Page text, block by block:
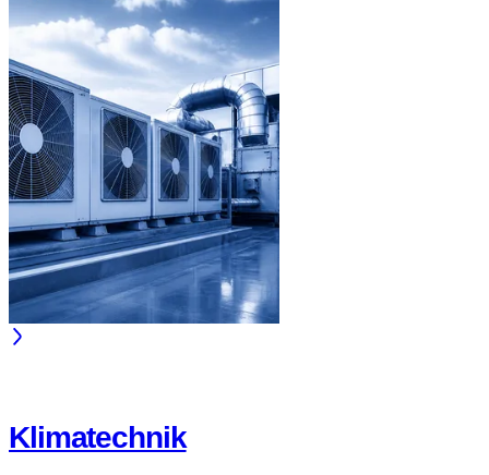
Klimatechnik